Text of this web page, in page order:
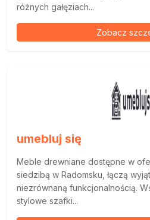
różnych gałęziach...
Zobacz
umebluj się
Meble drewniane dostępne w
siedzibą w Radomsku, łączą
niezrównaną funkcjonalnością.
stylowe szafki...